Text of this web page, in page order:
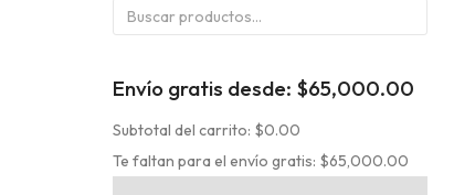
Buscar
Envío gratis desde: $65,000.00
Subtotal del carrito: $0.00
Te faltan para el envío gratis: $65,000.00